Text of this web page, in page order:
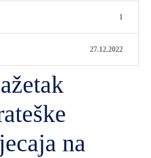
1
27.12.2022
na